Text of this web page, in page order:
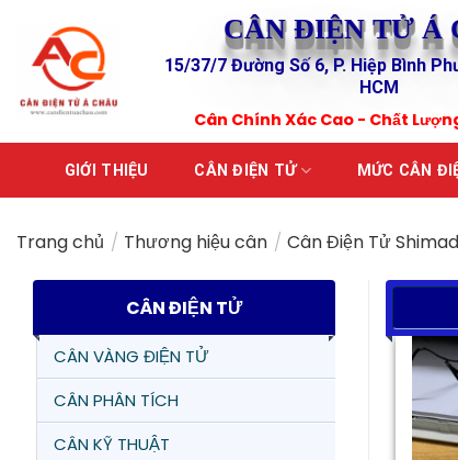
content
CÂN ĐIỆN TỬ Á
15/37/7 Đường Số 6, P. Hiệp Bình
HCM
Cân Chính Xác Cao - Chất
GIỚI THIỆU CÂN ĐIỆN TỬ MỨC CÂN
Trang chủ / Thương hiệu cân / Cân Điện Tử
CÂN ĐIỆN TỬ
CÂN VÀNG ĐIỆN TỬ
CÂN PHÂN TÍCH
CÂN KỸ THUẬT